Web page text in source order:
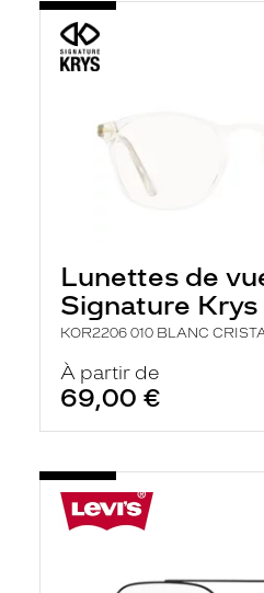
Lunettes de
Signature Krys
KOR2206 010 BLANC
À partir de
69,00 €